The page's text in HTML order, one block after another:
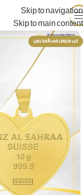
Skip to navigation
Skip to main content
غير متوفر فى المخزون